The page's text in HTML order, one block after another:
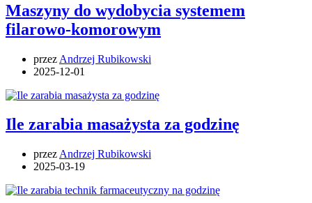
Maszyny do wydobycia systemem
filarowo-komorowym
przez Andrzej Rubikowski
2025-12-01
Ile zarabia masażysta za godzinę
przez Andrzej Rubikowski
2025-03-19